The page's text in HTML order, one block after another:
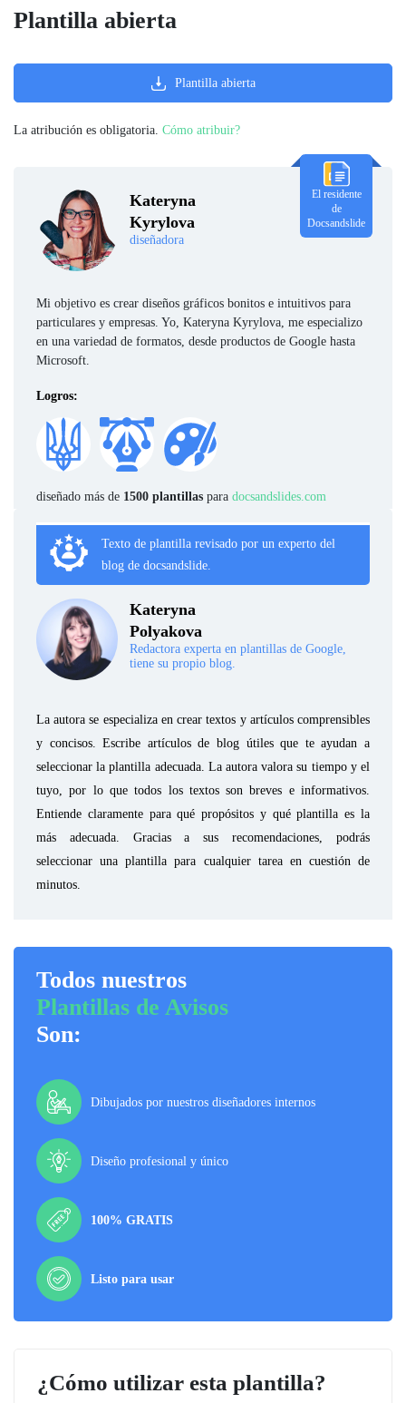
Kateryna
Kyrylova
diseñadora
El residente
de
Docsandslide
Mi objetivo es crear diseños gráficos bonitos e intuitivos para
particulares y empresas. Yo, Kateryna Kyrylova, me especializo
en una variedad de formatos, desde productos de Google hasta
Microsoft.
Logros:
diseñado más de 1500 plantillas para docsandslides.com
Texto de plantilla revisado por un experto del
blog de docsandslide.
Kateryna
Polyakova
Redactora experta en plantillas de Google,
tiene su propio blog.
La autora se especializa en crear textos y artículos comprensibles
y concisos. Escribe artículos de blog útiles que te ayudan a
seleccionar la plantilla adecuada. La autora valora su tiempo y el
tuyo, por lo que todos los textos son breves e informativos.
Entiende claramente para qué propósitos y qué plantilla es la
más adecuada. Gracias a sus recomendaciones, podrás
seleccionar una plantilla para cualquier tarea en cuestión de
minutos.
Todos nuestros
Plantillas de Avisos
Son:
Dibujados por nuestros diseñadores internos
Diseño profesional y único
100% GRATIS
Listo para usar
¿Cómo utilizar esta plantilla?
Plantilla abierta
Plantilla abierta
La atribución es obligatoria. Cómo atribuir?